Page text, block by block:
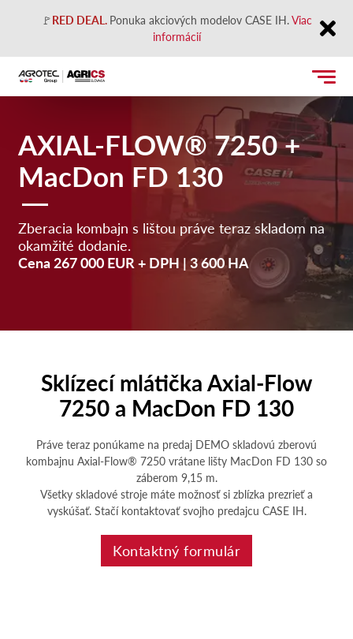
🚩RED DEAL. Ponuka akciových modelov CASE IH.Viac
informácií
Close
AXIAL-FLOW® 7250 +
MacDon FD 130
Zberacia kombajn s lištou práve teraz skladom na
okamžité dodanie.
Cena 267 000 EUR + DPH | 3 600 HA
Sklízecí mlátička Axial-Flow
7250 a MacDon FD 130
Práve teraz ponúkame na predaj DEMO skladovú zberovú
kombajnu Axial-Flow® 7250 vrátane lišty MacDon FD 130 so
záberom 9,15 m.
Všetky skladové stroje máte možnosť si zblízka prezrieť a
vyskúšať. Stačí kontaktovať svojho predajcu CASE IH.
Kontaktný formulár